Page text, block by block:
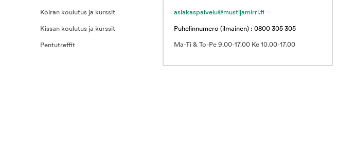
Koiran koulutus ja kurssit
Kissan koulutus ja kurssit
Pentutreffit
asiakaspalvelu@mustijamirri.fi
Puhelinnumero (ilmainen) : 0800 305 305
Ma-Ti & To-Pe 9.00-17.00 Ke 10.00-17.00